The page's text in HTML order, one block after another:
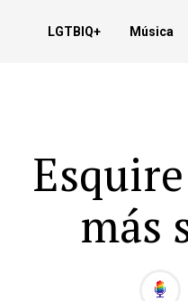
LGTBIQ+ Música
más